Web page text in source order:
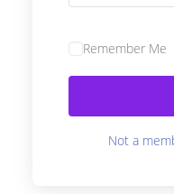
Remember Me
Not a